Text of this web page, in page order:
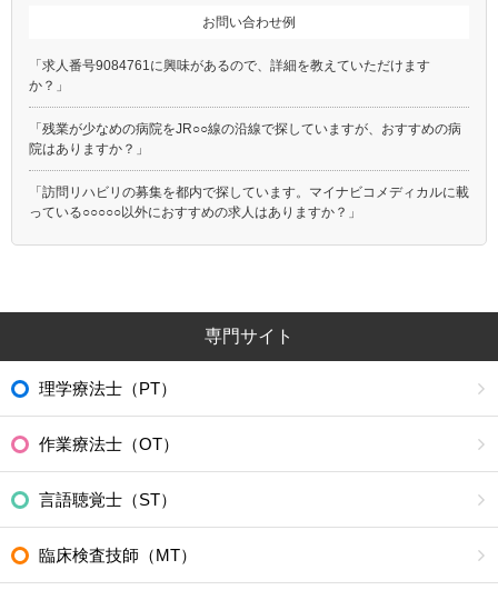
お問い合わせ例
「求人番号9084761に興味があるので、詳細を教えていただけます
か？」
「残業が少なめの病院をJR○○線の沿線で探していますが、おすすめの病
院はありますか？」
「訪問リハビリの募集を都内で探しています。マイナビコメディカルに載
っている○○○○○以外におすすめの求人はありますか？」
専門サイト
理学療法士（PT）
作業療法士（OT）
言語聴覚士（ST）
臨床検査技師（MT）